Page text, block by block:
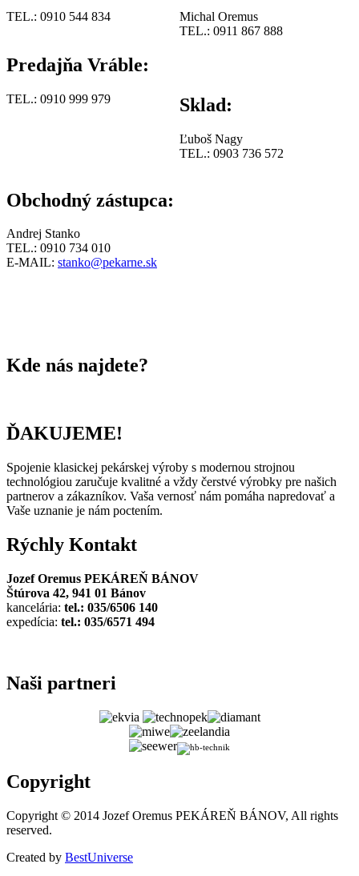
TEL.: 0910 544 834
Predajňa Vráble:
TEL.: 0910 999 979
Michal Oremus
TEL.: 0911 867 888
Sklad:
Ľuboš Nagy
TEL.: 0903 736 572
Obchodný zástupca:
Andrej Stanko
TEL.: 0910 734 010
E-MAIL: stanko@pekarne.sk
Kde nás najdete?
ĎAKUJEME!
Spojenie klasickej pekárskej výroby s modernou strojnou
technológiou zaručuje kvalitné a vždy čerstvé výrobky pre našich
partnerov a zákazníkov. Vaša vernosť nám pomáha napredovať a
Vaše uznanie je nám poctením.
Rýchly Kontakt
Jozef Oremus PEKÁREŇ BÁNOV
Štúrova 42, 941 01 Bánov
kancelária: tel.: 035/6506 140
expedícia: tel.: 035/6571 494
Naši partneri
Copyright
Copyright © 2014 Jozef Oremus PEKÁREŇ BÁNOV, All rights
reserved.
Created by BestUniverse